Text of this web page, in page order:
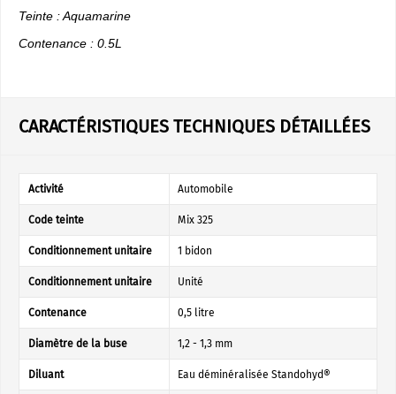
Teinte : Aquamarine
Contenance : 0.5L
CARACTÉRISTIQUES TECHNIQUES DÉTAILLÉES
Activité Automobile
Code teinte Mix 325
Conditionnement unitaire 1 bidon
Conditionnement unitaire Unité
Contenance 0,5 litre
Diamètre de la buse 1,2 - 1,3 mm
Diluant Eau déminéralisée Standohyd®